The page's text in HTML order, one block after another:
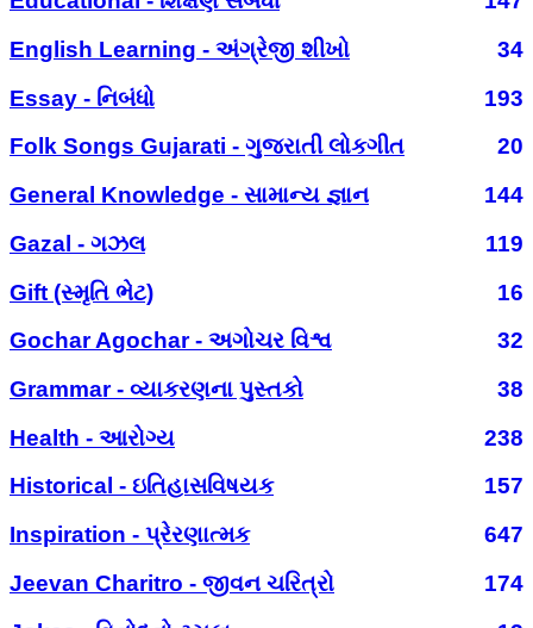
English Learning - અંગ્રેજી શીખો
34
Essay - નિબંધો
193
Folk Songs Gujarati - ગુજરાતી લોકગીત
20
General Knowledge - સામાન્ય જ્ઞાન
144
Gazal - ગઝલ
119
Gift (સ્મૃતિ ભેટ)
16
Gochar Agochar - અગોચર વિશ્વ
32
Grammar - વ્યાકરણના પુસ્તકો
38
Health - આરોગ્ય
238
Historical - ઇતિહાસવિષયક
157
Inspiration - પ્રેરણાત્મક
647
Jeevan Charitro - જીવન ચરિત્રો
174